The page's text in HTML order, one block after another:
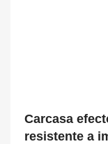
Carcasa
resistente a